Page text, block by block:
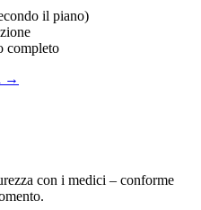
il piano)
completo
→
con i medici – conforme